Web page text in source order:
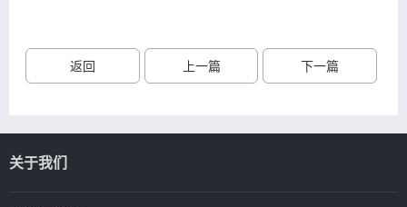
返回 上一篇 下一篇
关于我们